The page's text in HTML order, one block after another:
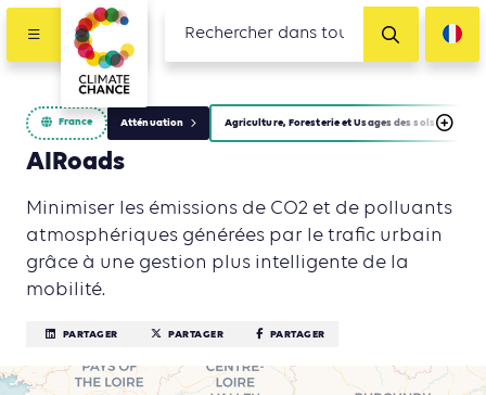
France Atténuation Agriculture, Foresterie et Usages des sols
AIRoads
Minimiser les émissions de CO2 et de polluants
atmosphériques générées par le trafic urbain
grâce à une gestion plus intelligente de la
mobilité.
PARTAGER PARTAGER PARTAGER